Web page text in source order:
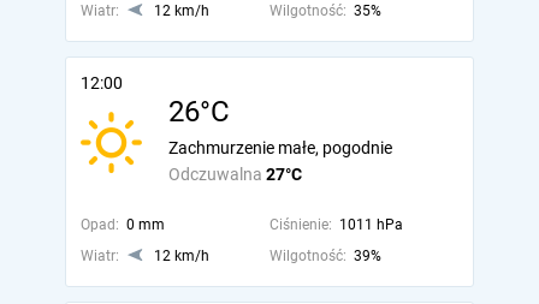
Wiatr:
12 km/h Wilgotność: 35%
12:00
26°C
Odczuwalna 27°C
Zachmurzenie małe, pogodnie
Opad: 0 mm Ciśnienie: 1011 hPa
Wiatr:
12 km/h Wilgotność: 39%